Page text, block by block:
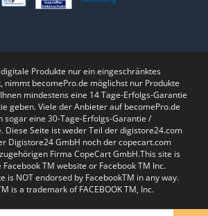
Produkte nur ein eingeschränktes
nimmt becomePro.de möglichst nur Produkte
mindestens eine 14 Tage-Erfolgs-Garantie
geben. Viele der Anbieter auf becomePro.de
sogar eine 30-Tage-Erfolgs-Garantie /
Diese Seite ist weder Teil der digistore24.com
Digistore24 GmbH noch der copecart.com
Firma CopeCart GmbH.This site is
TM website or Facebook TM Inc.
is NOT endorsed by FacebookTM in any way.
is a trademark of FACEBOOK TM, Inc.